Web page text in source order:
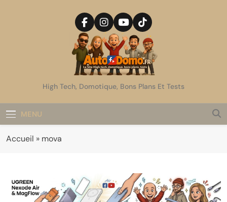
AutoDomo
High Tech, Domotique, Bons Plans Et Tests
MENU
Accueil » mova